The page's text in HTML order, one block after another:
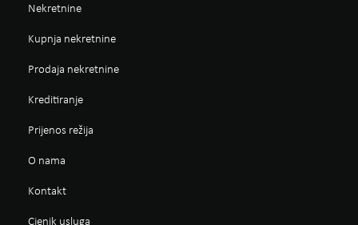
Nekretnine
Kupnja nekretnine
Prodaja nekretnine
Kreditiranje
Prijenos režija
O nama
Kontakt
Cjenik usluga